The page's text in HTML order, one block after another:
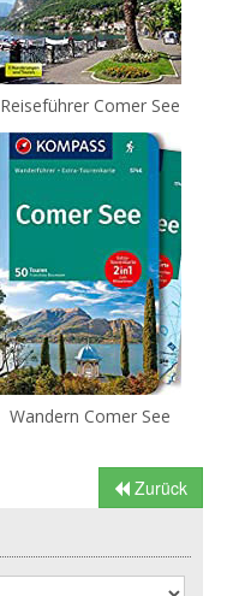
Reiseführer Comer See
Wandern Comer See
Zurück